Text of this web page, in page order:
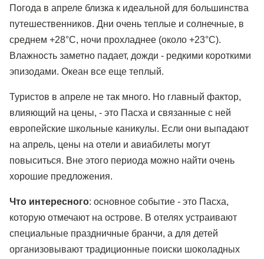
Погода в апреле близка к идеальной для большинства
путешественников. Дни очень теплые и солнечные, в
среднем +28°C, ночи прохладнее (около +23°C).
Влажность заметно падает, дожди - редкими короткими
эпизодами. Океан все еще теплый.
Туристов в апреле не так много. Но главный фактор,
влияющий на цены, - это Пасха и связанные с ней
европейские школьные каникулы. Если они выпадают
на апрель, цены на отели и авиабилеты могут
повыситься. Вне этого периода можно найти очень
хорошие предложения.
Что интересного: основное событие - это Пасха,
которую отмечают на острове. В отелях устраивают
специальные праздничные бранчи, а для детей
организовывают традиционные поиски шоколадных